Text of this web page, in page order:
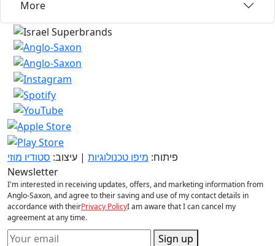
More
פיתוח: מיפו טכנולוגיות | עיצוב: סטודיו מוזי
Newsletter
I'm interested in receiving updates, offers, and marketing information from
Anglo-Saxon, and agree to their saving and use of my contact details in
accordance with theirPrivacy PolicyI am aware that I can cancel my
agreement at any time.
Sign up